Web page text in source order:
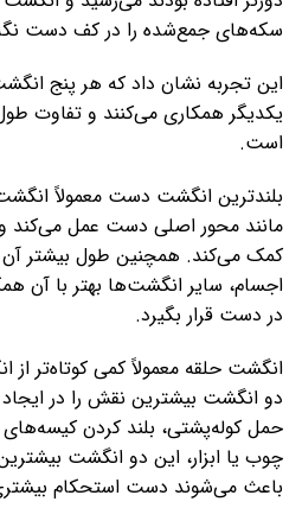
سکه‌های جمع‌شده را در کف دست
این تجربه نشان داد که هر پنج
یکدیگر همکاری می‌کنند و تفاوت
است.
بلندترین انگشت دست معمولاً
مانند محور اصلی دست عمل می‌کند
کمک می‌کند. همچنین طول بیشتر
اجسام، سایر انگشت‌ها بهتر با آن
در دست قرار بگیرد.
انگشت حلقه معمولاً کمی کوتاه‌تر
دو انگشت بیشترین نقش را در
حمل کوله‌پشتی، بلند کردن
چوب یا ابزار، این دو انگشت
باعث می‌شوند دست استحکام